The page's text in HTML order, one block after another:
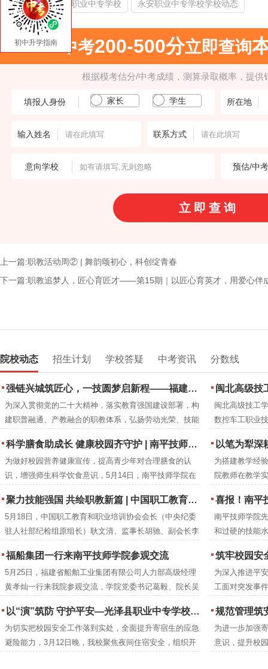
永安职业中专学校 永安职业中专学校学校动态
中考200-500分立即查询
根据模考估分/中考成绩，测算录取概率，提供
填报人身份 家长 学生 所在地
输入姓名 联系方式
意向学校 预估/中
上一篇:职教活动周② | 舞韵颂初心，科创绽青春
下一篇:职教追梦人，匠心育匠才——第15期｜以匠心育英才，用爱心
院校动态 招生计划 学校答疑 中考资讯 分数线
强链兴城筑匠心，一技圆梦启新程——福建建筑学校2026年职业教育活动周圆满落幕
为深入贯彻党的二十大精神，落实教育强国建设部署，构
建职普融通、产教融合的职教体系，弘扬劳动光荣、技能
活动周“一技在手，一生无忧”主题与福建省“强链·兴城·圆
梦”分主题，福建建筑学校举办职业教育活动周系列特色
活动。
闽北高级技
闽北高级技工
数控车工职业
科学膳食助成长 健康校园齐守护 | 南平技师学院成功举办食品营养周知识讲座
为做好校园营养健康宣传，提高青少年对合理膳食的认
识，增强师生科学饮食意识，5月14日，南平技师学院在
会会长、注册营养师刘彦雯担任主讲人。
以笔为犁深耕教改沃土 匠
为搭建教学经
院教师在教学
学院教研室组
编工作。历时
成册推广交流。
聚力技能强国 共绘职教新篇 | 中国职工教育和职业培训协会莅临南平技师学院调研指导
5月18日，中国职工教育和职业培训协会会长（中央纪委
驻人社部纪检组原组长）耿文清、监事长胡驰、副会长李
学院调研指导。南平市人民政府党组成员、副市长杨新
强，市人力资源和社会保障局党组成员、副局长吴邦建，
学院党委书记葛毅，院长吴瑞通等领导陪同考察。
喜报！南平技师
南平技师学院
和过硬的技能
福船集团一行来南平技师学院参观交流
5月25日，福建省船舶工业集团有限公司人力部高级经理
黄孝灿一行来我院参观交流，学院党委书记葛毅、院长吴
筑牢校园安全防线 提升教职工
为深入推进平
工面对突发事
高的应急救护
后勤安保等关
训。
以“演”筑防 守护平安—光泽县职业中专学校扎实开展夜间消防逃生演练
为切实把校园安全工作落到实处，全面提升寄宿生的应急
避险能力，3月12日晚，我校聚焦夜间住宿安全，组织开
规范管理筑安全 凝
为进一步加强
意识，提升校
初中升学指南